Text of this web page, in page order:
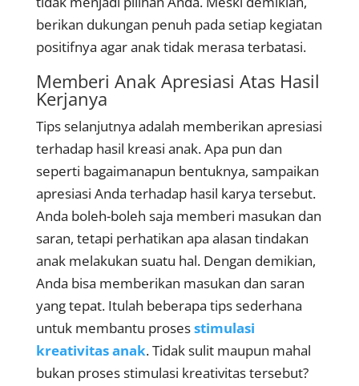
berikan dukungan penuh pada setiap kegiatan
positifnya agar anak tidak merasa terbatasi.
Memberi Anak Apresiasi Atas Hasil
Kerjanya
Tips selanjutnya adalah memberikan apresiasi
terhadap hasil kreasi anak. Apa pun dan
seperti bagaimanapun bentuknya, sampaikan
apresiasi Anda terhadap hasil karya tersebut.
Anda boleh-boleh saja memberi masukan dan
saran, tetapi perhatikan apa alasan tindakan
anak melakukan suatu hal. Dengan demikian,
Anda bisa memberikan masukan dan saran
yang tepat. Itulah beberapa tips sederhana
untuk membantu prosesstimulasi
kreativitas anak. Tidak sulit maupun mahal
bukan proses stimulasi kreativitas tersebut?